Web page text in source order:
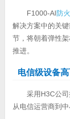
F1000-AI防
解决方案中的关
节，将朝着弹性
推进。
电信级设备
采用H3C公
从电信运营商到